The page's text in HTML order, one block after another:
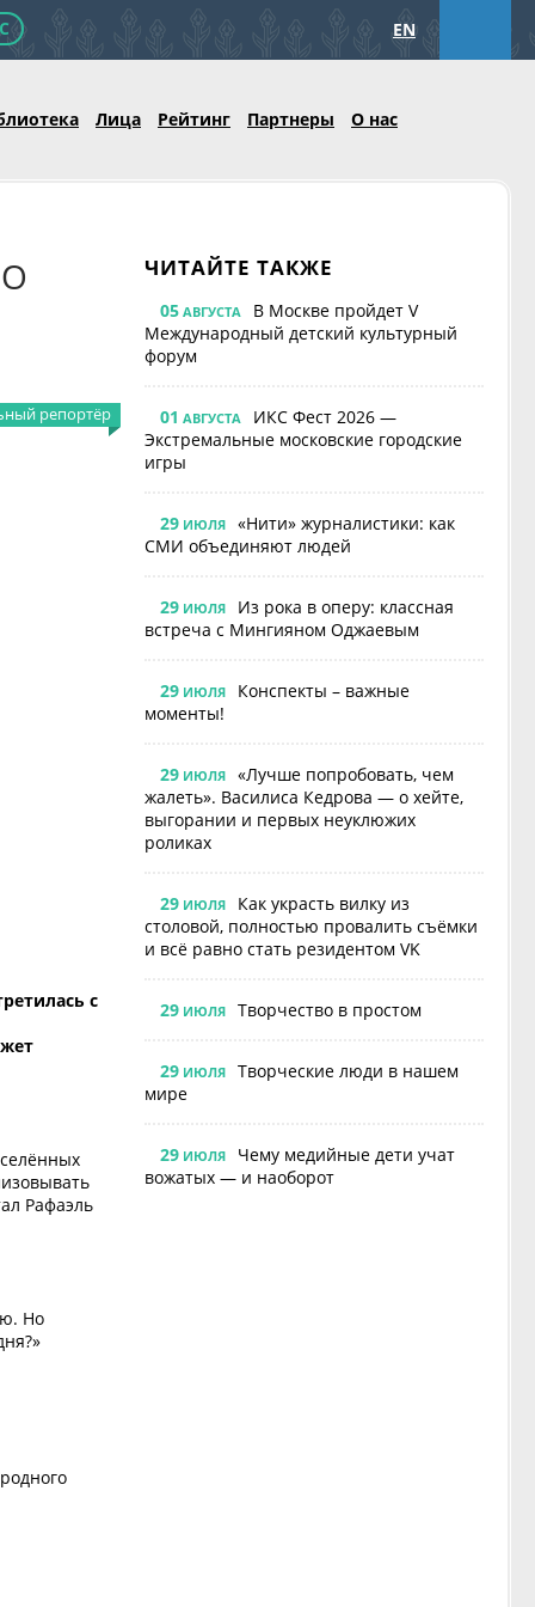
EN
Лица Рейтинг Партнеры О нас
репортёр
с
Рафаэль
Но
ЧИТАЙТЕ ТАКЖЕ
05АВГУСТА
В Москве пройдет V
Международный детский культурный
форум
01 АВГУСТА
ИКС Фест 2026 —
Экстремальные московские городские
игры
29ИЮЛЯ
«Нити» журналистики: как
СМИ объединяют людей
29ИЮЛЯ
Из рока в оперу: классная
встреча с Мингияном Оджаевым
29ИЮЛЯ
Конспекты – важные
моменты!
29ИЮЛЯ
«Лучше попробовать, чем
жалеть». Василиса Кедрова — о хейте,
выгорании и первых неуклюжих
роликах
29ИЮЛЯ
Как украсть вилку из
столовой, полностью провалить съёмки
и всё равно стать резидентом VK
29ИЮЛЯ Творчество в простом
29ИЮЛЯ
Творческие люди в нашем
мире
29ИЮЛЯ
Чему медийные дети учат
вожатых — и наоборот